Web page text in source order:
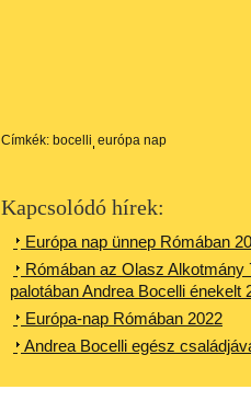
Címkék: bocelli európa nap
Kapcsolódó hírek:
Európa nap ünnep Rómában
Rómában az Olasz Alkotmány
palotában Andrea Bocelli énekelt
Európa-nap Rómában 2022
Andrea Bocelli egész